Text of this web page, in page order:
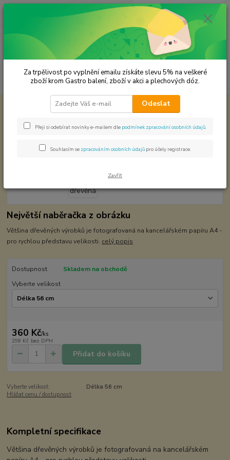
Menu
Hledat
ks
za 0,00 Kč
Dřevěné výrobky Naběračka dřevěná
Naběračka dřevěná
Největší naběračka z obrázku
Většina dřevěných výrobků je fotografovaná na kancelářském papíru A4 -
pro rychlou představu velikosti. celý popis
Dostupnost
Skladem na obchodě
Vyberte velikost
360 Kč/ks
298 Kč bez DPH
Přidat do košíku
Vyberte velikost:
Délka 56 cm
Hlídat cenu / dostupnost
Kompletní specifikace
Většina dřevěných výrobků je fotografovaná na kancelářském
Za trpělivost po vyplnění emailu získáte slevu 5% na veškeré
zboží krom Gastro balení, zboží v akci a plechových dóz.
Odeslat
Přeji si odebírat novinky e-mailem dle podmínek zpracování osobních údajů
Souhlasím se zpracováním osobních údajů pro účely registrace.
Zavřít